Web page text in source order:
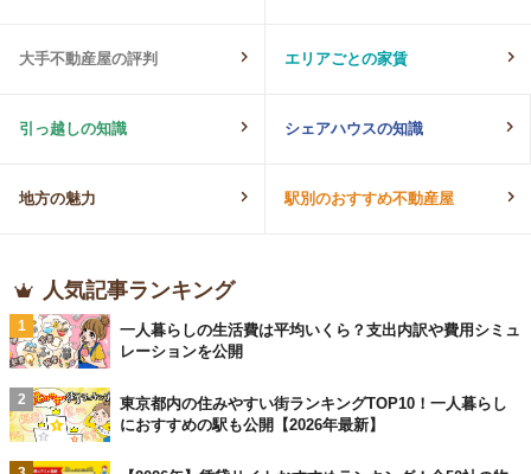
大手不動産屋の評判 エリアごとの家賃
引っ越しの知識 シェアハウスの知識
地方の魅力 駅別のおすすめ不動産屋
人気記事ランキング
1
一人暮らしの生活費は平均いくら？支出内訳や費用シミュ
レーションを公開
2
東京都内の住みやすい街ランキングTOP10！一人暮らし
におすすめの駅も公開【2026年最新】